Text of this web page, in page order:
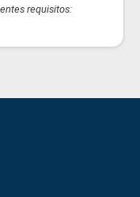
requisitos: